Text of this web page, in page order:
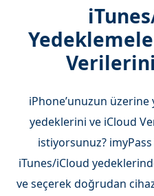
iPhone’unuzun
yedeklerini ve iCloud
istiyorsunuz?
iTunes/iCloud
ve seçerek doğrudan